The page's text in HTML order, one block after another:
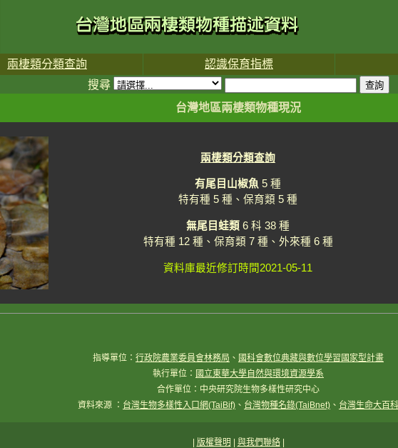
兩棲類分類查詢
認識保育指標
搜尋
台灣地區兩棲類物種現況
兩棲類分類查詢
有尾目山椒魚 5 種
特有種 5 種、保育類 5 種
無尾目蛙類 6 科 38 種
特有種 12 種、保育類 7 種、外來種 6 種
資料庫最近修訂時間2021-05-11
指導單位： 行政院農業委員會林務局 、 國科會數位典藏與數位學習國家型計畫
執行單位： 國立東華大學自然與環境資源學系
合作單位：中央研究院生物多樣性研究中心
資料來源 ： 台灣生物多樣性入口網(TaiBif) 、 台灣物種名錄(TaiBnet) 、 台灣生命大百科
版權聲明 與我們聯絡|